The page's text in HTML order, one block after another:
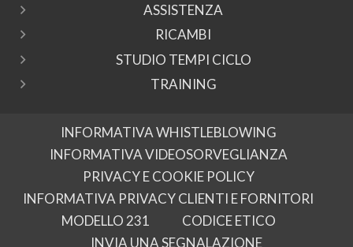
ASSISTENZA
RICAMBI
STUDIO TEMPI CICLO
TRAINING
INFORMATIVA WHISTLEBLOWING
INFORMATIVA VIDEOSORVEGLIANZA
PRIVACY E COOKIE POLICY
INFORMATIVA PRIVACY CLIENTI E FORNITORI
MODELLO 231
CODICE ETICO
INVIA UNA SEGNALAZIONE